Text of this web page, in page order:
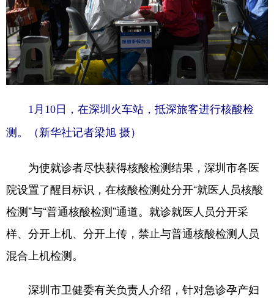
1月10日，在深圳火车站，抵深旅客进行核酸检
测。
（新华社记者梁旭 摄）
为使就诊者尽快获得核酸检测结果，深圳市各医
院设置了醒目标识，在核酸检测处分开“就医人员核酸
检测”与“普通核酸检测”通道。就诊就医人员分开采
样、分开上机、分开上传，禁止与普通核酸检测人员
混合上机检测。
深圳市卫健委有关负责人介绍，针对急诊孕产妇